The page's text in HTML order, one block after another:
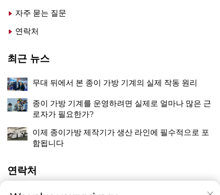
자주 묻는 질문
연락처
최근 뉴스
무대 뒤에서 본 종이 가방 기계의 실제 작동 원리
종이 가방 기계를 운영하려면 실제로 얼마나 많은 근
로자가 필요한가?
이제 종이가방 제작기가 생산 라인에 필수적으로 포
함됩니다
연락처